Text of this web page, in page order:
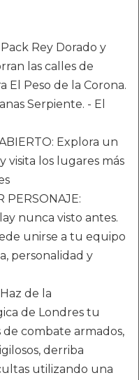
Rey Dorado y
las calles de
El Peso de la Corona.
Serpiente. - El
Explora un
los lugares más
PERSONAJE:
nunca visto antes.
unirse a tu equipo
personalidad y
de la
de Londres tu
de combate armados,
derriba
utilizando una